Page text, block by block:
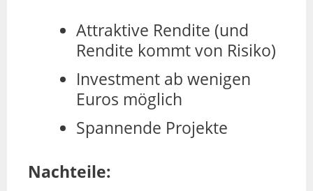
Attraktive Rendite (und
Rendite kommt von Risiko)
Investment ab wenigen
Euros möglich
Spannende Projekte
Nachteile: